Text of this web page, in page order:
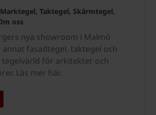
Taktegel, Skärmtegel,
oss
nya showroom i Malmö
annat fasadtegel, taktegel och
tegelvärld för arkitekter och
Läs mer här.